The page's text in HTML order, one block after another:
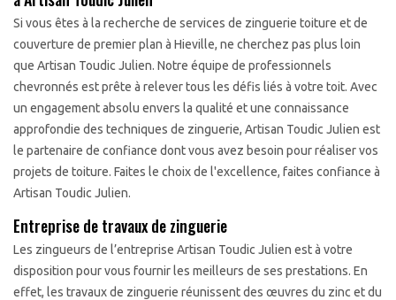
Si vous êtes à la recherche de services de zinguerie toiture et de
couverture de premier plan à Hieville, ne cherchez pas plus loin
que Artisan Toudic Julien. Notre équipe de professionnels
chevronnés est prête à relever tous les défis liés à votre toit. Avec
un engagement absolu envers la qualité et une connaissance
approfondie des techniques de zinguerie, Artisan Toudic Julien est
le partenaire de confiance dont vous avez besoin pour réaliser vos
projets de toiture. Faites le choix de l'excellence, faites confiance à
Artisan Toudic Julien.
Entreprise de travaux de zinguerie
Les zingueurs de l’entreprise Artisan Toudic Julien est à votre
disposition pour vous fournir les meilleurs de ses prestations. En
effet, les travaux de zinguerie réunissent des œuvres du zinc et du